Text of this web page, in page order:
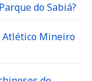
do Sabiá?
Atlético Mineiro